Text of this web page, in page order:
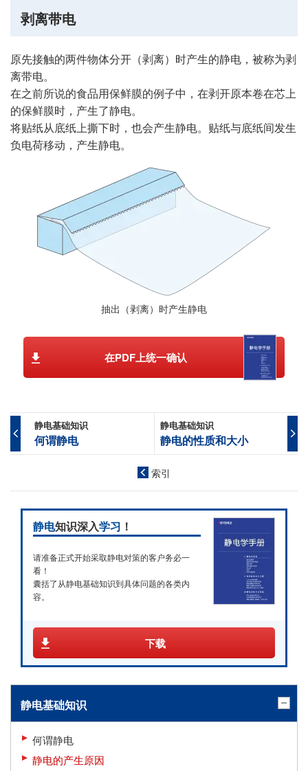
剥离带电
原先接触的两件物体分开（剥离）时产生的静电，被称为剥
离带电。
在之前所说的食品用保鲜膜的例子中，在剥开原本卷在芯上
的保鲜膜时，产生了静电。
将贴纸从底纸上撕下时，也会产生静电。贴纸与底纸间发生
负电荷移动，产生静电。
抽出（剥离）时产生静电
在PDF上统一确认
静电基础知识
何谓静电
静电基础知识
静电的性质和大小
索引
静电知识深入学习 ！
请准备正式开始采取静电对策的客户务必一
看！
囊括了从静电基础知识到具体问题的各类内
容。
下载
静电基础知识
何谓静电
静电的产生原因